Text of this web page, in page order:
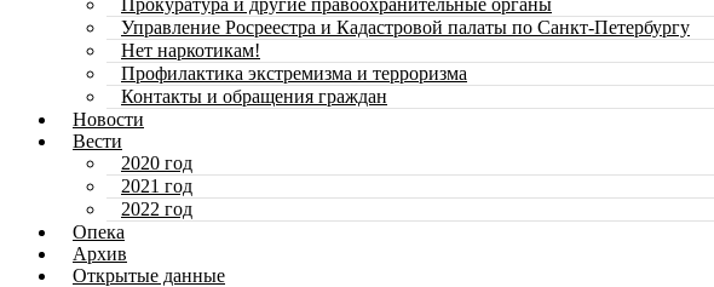
Управление Росреестра и Кадастровой палаты по Санкт-Петербургу
Нет наркотикам!
Профилактика экстремизма и терроризма
Контакты и обращения граждан
Новости
Вести
2020 год
2021 год
2022 год
Опека
Архив
Открытые данные